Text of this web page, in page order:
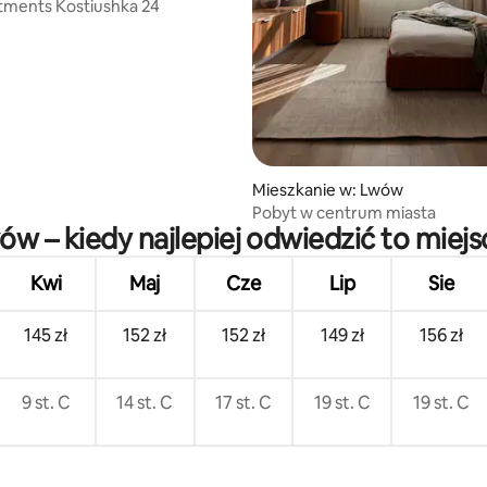
Kostiushka 24
Mieszkanie w: Lwów
Pobyt w centrum miasta
– kiedy najlepiej odwiedzić to
Kwi Maj Cze Lip Sie
145 zł 152 zł 152 zł 149 zł 156 zł
9 st. C 14 st. C 17 st. C 19 st. C 19 st. C